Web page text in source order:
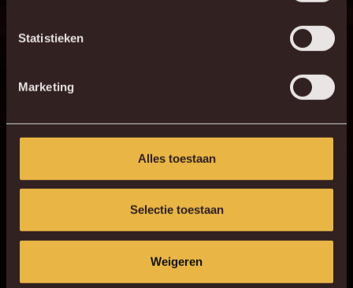
Statistieken
Marketing
Alles toestaan
Selectie toestaan
Weigeren